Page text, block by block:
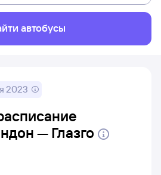
автобусы
2023
— Глазго